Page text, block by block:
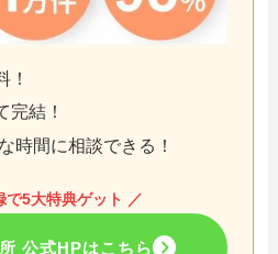
！
完結！
時間に相談できる！
で5大特典ゲット ／